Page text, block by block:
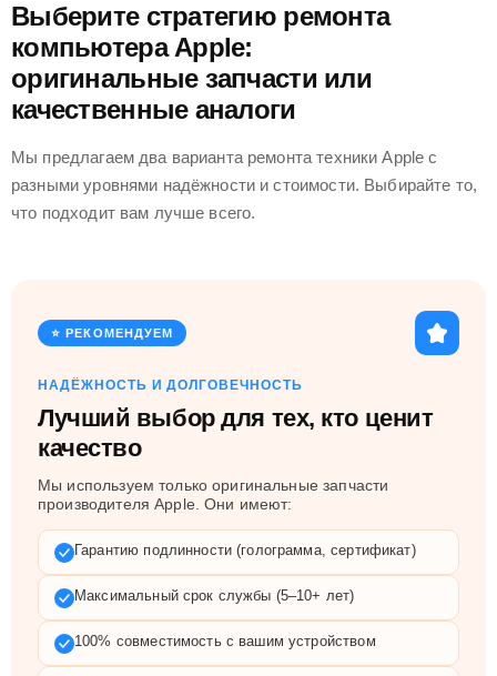
Выберите стратегию ремонта
компьютера Apple:
оригинальные запчасти или
качественные аналоги
Мы предлагаем два варианта ремонта техники Apple с
разными уровнями надёжности и стоимости. Выбирайте то,
что подходит вам лучше всего.
⭐ РЕКОМЕНДУЕМ
НАДЁЖНОСТЬ И ДОЛГОВЕЧНОСТЬ
Лучший выбор для тех, кто ценит
качество
Мы используем только оригинальные запчасти
производителя Apple. Они имеют:
Гарантию подлинности (голограмма, сертификат)
Максимальный срок службы (5–10+ лет)
100% совместимость с вашим устройством